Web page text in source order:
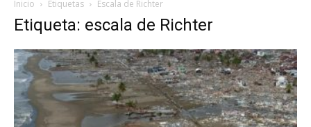
Inicio Etiquetas Escala de Richter
Etiqueta: escala de Richter